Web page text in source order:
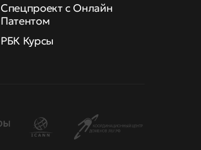
Спецпроект с Онлайн
Патентом
РБК Курсы